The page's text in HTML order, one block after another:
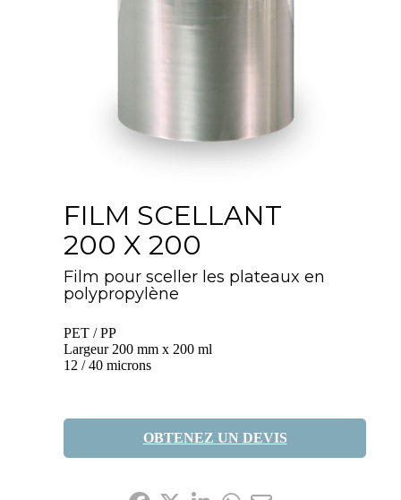
FILM SCELLANT
200 X 200
Film pour sceller les plateaux en
polypropylène
PET / PP
Largeur 200 mm x 200 ml
12 / 40 microns
OBTENEZ UN DEVIS